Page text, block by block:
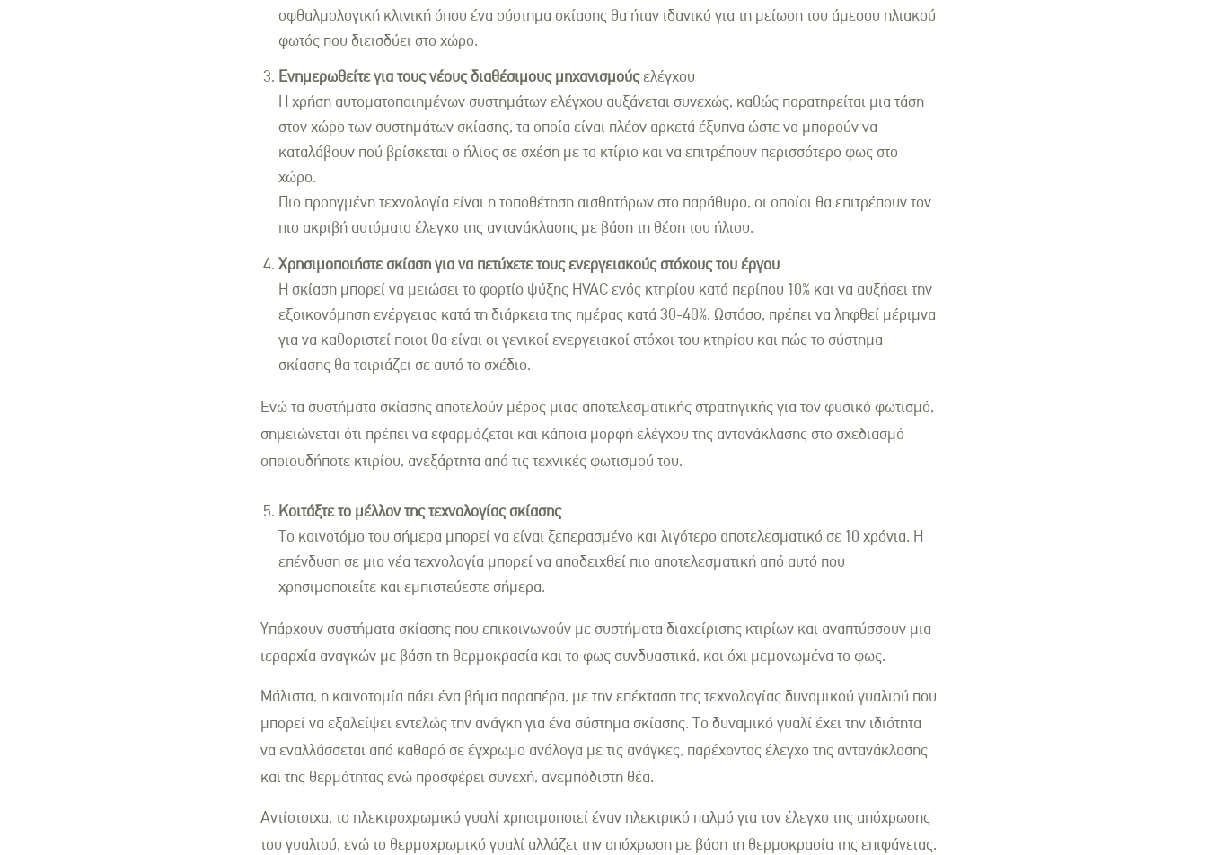
οφθαλμολογική κλινική όπου ένα σύστημα σκίασης θα ήταν ιδανικό για τη μείωση του άμεσου ηλιακού
φωτός που διεισδύει στο χώρο.
Ενημερωθείτε για τους νέους διαθέσιμους μηχανισμούςελέγχου
Η χρήση αυτοματοποιημένων συστημάτων ελέγχου αυξάνεται συνεχώς, καθώς παρατηρείται μια τάση
στον χώρο των συστημάτων σκίασης, τα οποία είναι πλέον αρκετά έξυπνα ώστε να μπορούν να
καταλάβουν πού βρίσκεται ο ήλιος σε σχέση με το κτίριο και να επιτρέπουν περισσότερο φως στο
χώρο.
Πιο προηγμένη τεχνολογία είναι η τοποθέτηση αισθητήρων στο παράθυρο, οι οποίοι θα επιτρέπουν τον
πιο ακριβή αυτόματο έλεγχο της αντανάκλασης με βάση τη θέση του ήλιου.
Χρησιμοποιήστε σκίαση για να πετύχετε τους ενεργειακούς στόχους του έργου
Η σκίαση μπορεί να μειώσει το φορτίο ψύξης HVAC ενός κτηρίου κατά περίπου 10% και να αυξήσει την
εξοικονόμηση ενέργειας κατά τη διάρκεια της ημέρας κατά 30-40%. Ωστόσο, πρέπει να ληφθεί μέριμνα
για να καθοριστεί ποιοι θα είναι οι γενικοί ενεργειακοί στόχοι του κτηρίου και πώς το σύστημα
σκίασης θα ταιριάζει σε αυτό το σχέδιο.
Ενώ τα συστήματα σκίασης αποτελούν μέρος μιας αποτελεσματικής στρατηγικής για τον φυσικό φωτισμό,
σημειώνεται ότι πρέπει να εφαρμόζεται και κάποια μορφή ελέγχου της αντανάκλασης στο σχεδιασμό
οποιουδήποτε κτιρίου, ανεξάρτητα από τις τεχνικές φωτισμού του.
Κοιτάξτε το μέλλον της τεχνολογίας σκίασης
Το καινοτόμο του σήμερα μπορεί να είναι ξεπερασμένο και λιγότερο αποτελεσματικό σε 10 χρόνια. Η
επένδυση σε μια νέα τεχνολογία μπορεί να αποδειχθεί πιο αποτελεσματική από αυτό που
χρησιμοποιείτε και εμπιστεύεστε σήμερα.
Υπάρχουν συστήματα σκίασης που επικοινωνούν με συστήματα διαχείρισης κτιρίων και αναπτύσσουν μια
ιεραρχία αναγκών με βάση τη θερμοκρασία και το φως συνδυαστικά, και όχι μεμονωμένα το φως.
Μάλιστα, η καινοτομία πάει ένα βήμα παραπέρα, με την επέκταση της τεχνολογίας δυναμικού γυαλιού που
μπορεί να εξαλείψει εντελώς την ανάγκη για ένα σύστημα σκίασης. Το δυναμικό γυαλί έχει την ιδιότητα
να εναλλάσσεται από καθαρό σε έγχρωμο ανάλογα με τις ανάγκες, παρέχοντας έλεγχο της αντανάκλασης
και της θερμότητας ενώ προσφέρει συνεχή, ανεμπόδιστη θέα.
Αντίστοιχα, το ηλεκτροχρωμικό γυαλί χρησιμοποιεί έναν ηλεκτρικό παλμό για τον έλεγχο της απόχρωσης
του γυαλιού, ενώ το θερμοχρωμικό γυαλί αλλάζει την απόχρωση με βάση τη θερμοκρασία της επιφάνειας.